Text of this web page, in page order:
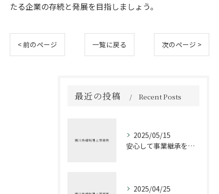
たる企業の存続と発展を目指しましょう。
< 前のページ 一覧に戻る 次のページ >
最近の投稿 Recent Posts
2025/05/15
安心して事業継承を進める方法
2025/04/25